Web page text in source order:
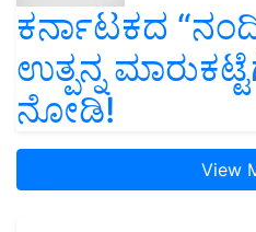
ಕರ್ನಾಟಕದ
ಉತ್ಪನ್ನ
ನೋಡಿ!
View